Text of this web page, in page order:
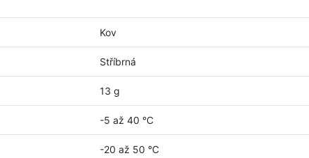
Kov
Stříbrná
13 g
-5 až 40 °C
-20 až 50 °C